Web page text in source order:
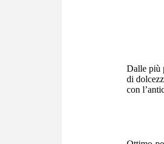
Dalle più
di
con